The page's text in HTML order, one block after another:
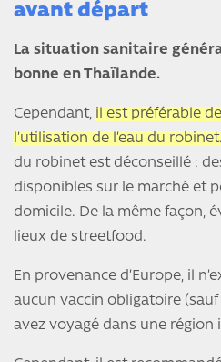
avant départ
La situation sanitaire
bonne en Thaïlande.
Cependant, il est préférable
l’utilisation de l’eau du robinet.
du robinet est déconseillé :
disponibles sur le marché et
domicile. De la même façon,
lieux de streetfood.
En provenance d’Europe, il
aucun vaccin obligatoire
avez voyagé dans une région